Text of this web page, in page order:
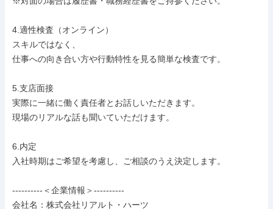
4.適性検査（オンライン）
スキルではなく、
仕事への向き合い方や行動特性を見る簡単な検査です。
5.支店面接
実際に一緒に働く責任者とお話しいただきます。
現場のリアルな話も聞いていただけます。
6.内定
入社時期はご希望を考慮し、ご相談のうえ決定します。
----------＜企業情報＞----------
会社名：株式会社リアルト・ハーツ